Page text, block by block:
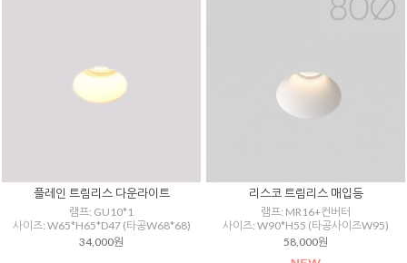
플레인 트림리스 다운라이트
램프: GU10*1
사이즈: W65*H65*D47 (타공W68*68)
34,000원
리스코 트림리스 매입등
램프: MR16+컨버터
사이즈: W90*H55 (타공사이즈W95)
58,000원